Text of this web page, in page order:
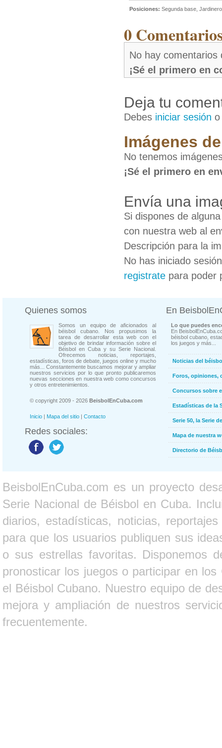
Posiciones: Segunda base,
0
No hay comentarios
¡Sé el primero en
Deja tu
Debes iniciar sesión
Imágenes
No tenemos
¡Sé el primero en
Envía una
Si dispones de
con nuestra web al
Descripción para la
No has iniciado
registrate para poder
Quienes somos
Somos un equipo de aficionados al
béisbol cubano. Nos propusimos la
tarea de desarrollar esta web con el
objetivo de brindar información sobre el
Béisbol en Cuba y su Serie Nacional.
Ofrecemos noticias, reportajes,
estadísticas, foros de debate, juegos online y mucho
más... Constantemente buscamos mejorar y ampliar
nuestros servicios por lo que pronto publicaremos
nuevas secciones en nuestra web como concursos
y otros entretenimientos.
© copyright 2009 - 2026 BeisbolEnCuba.com
Inicio | Mapa del sitio | Contacto
Redes sociales:
En
Lo que puedes
En
béisbol cubano,
los juegos y más...
Noticias del
Foros, opiniones,
Concursos sobre
Estadísticas de la
Serie 50, la Serie
Mapa de nuestra
Directorio de
BeisbolEnCuba.com es un proyecto
Serie Nacional de Béisbol en Cuba.
diarios, estadísticas, noticias,
para que los usuarios publiquen sus
o sus estrellas favoritas. Disponemos
pronosticar los juegos o participar en
el Béisbol Cubano. Nuestro equipo de
mejora y ampliación de nuestros
frecuentemente.